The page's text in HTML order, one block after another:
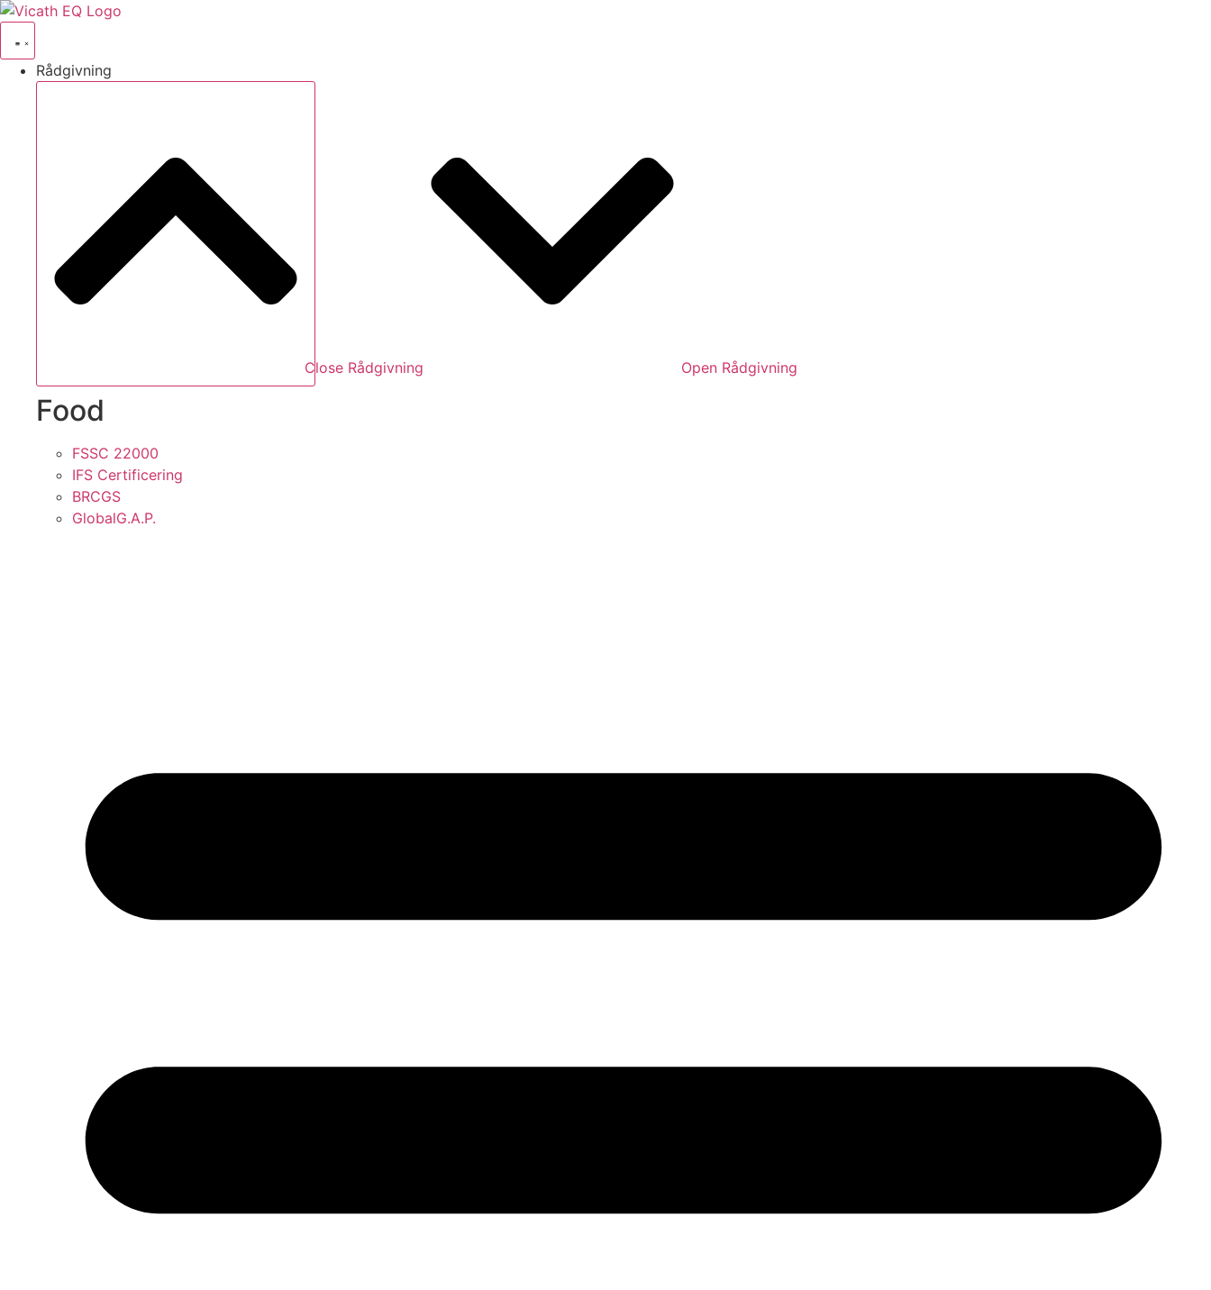
Videre
indhold
Rådgivning
Close Rådgivning Open Rådgivning
Food
FSSC 22000
IFS Certificering
BRCGS
GlobalG.A.P.